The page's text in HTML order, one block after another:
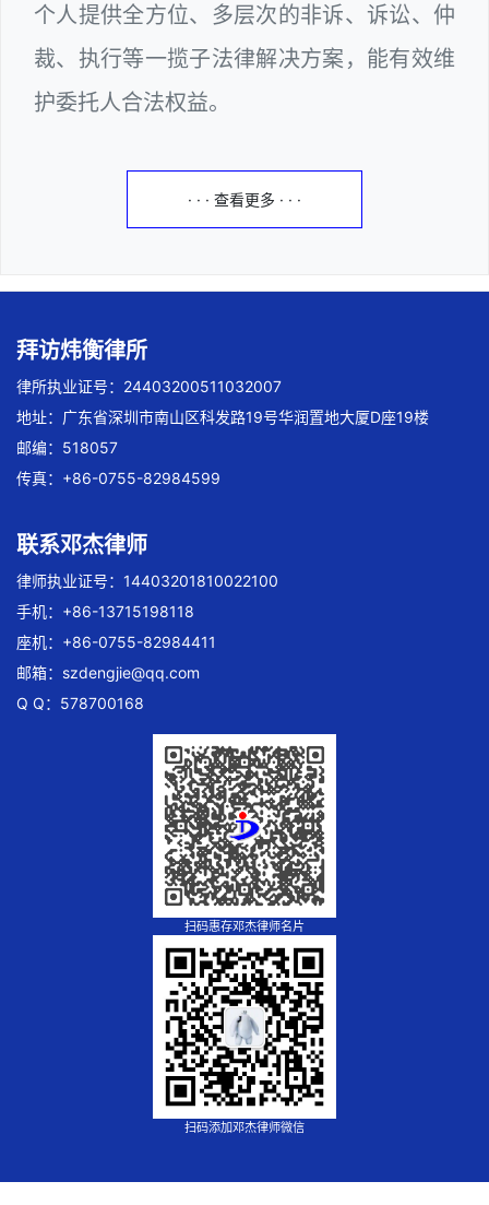
个人提供全方位、多层次的非诉、诉讼、仲
裁、执行等一揽子法律解决方案，能有效维
护委托人合法权益。
· · · 查看更多 · · ·
拜访炜衡律所
律所执业证号：24403200511032007
地址：广东省深圳市南山区科发路19号华润置地大厦D座19楼
邮编：518057
传真：+86-0755-82984599
联系邓杰律师
律师执业证号：14403201810022100
手机：+86-13715198118
座机：+86-0755-82984411
邮箱： szdengjie@qq.com
Q Q：578700168
扫码惠存邓杰律师名片
扫码添加邓杰律师微信